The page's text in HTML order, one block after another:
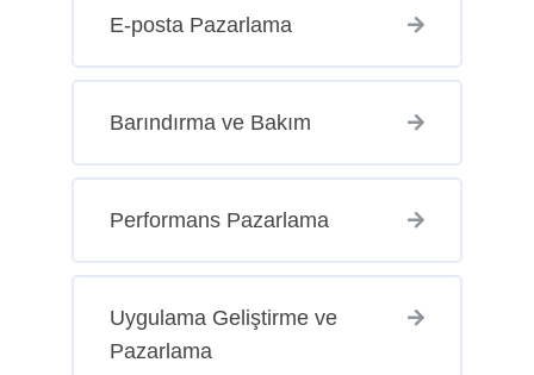
E-posta Pazarlama
Barındırma ve Bakım
Performans Pazarlama
Uygulama Geliştirme ve
Pazarlama